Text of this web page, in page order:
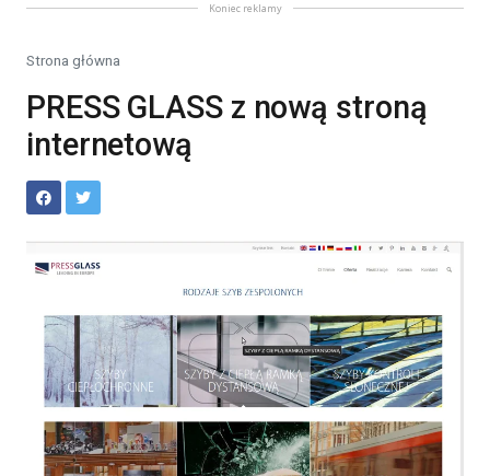
Koniec reklamy
Strona główna
PRESS GLASS z nową stroną
internetową